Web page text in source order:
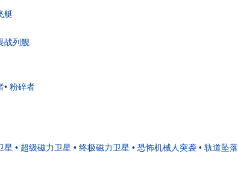
艇
战列舰
• 粉碎者
星 • 超级磁力卫星 • 终极磁力卫星 • 恐怖机械人突袭 • 轨道坠落